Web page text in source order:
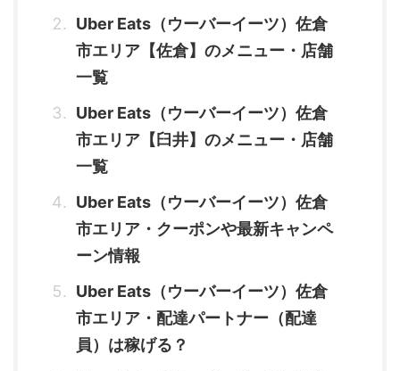
Uber Eats（ウーバーイーツ）佐倉
市エリア【佐倉】のメニュー・店舗
一覧
Uber Eats（ウーバーイーツ）佐倉
市エリア【臼井】のメニュー・店舗
一覧
Uber Eats（ウーバーイーツ）佐倉
市エリア・クーポンや最新キャンペ
ーン情報
Uber Eats（ウーバーイーツ）佐倉
市エリア・配達パートナー（配達
員）は稼げる？